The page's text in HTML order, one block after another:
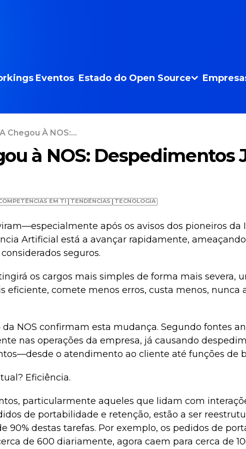
Eventos Estado do Open Source
Chegou À NOS:...
à NOS: Despedimentos
EM TI TENDÊNCIAS TECNOLOGIA
após os avisos dos pioneiros da
Artificial está a avançar rapidamente,
seguros.
os cargos mais simples de forma mais severa,
eficiente, comete menos erros, custa menos, nunca
NOS confirmam esta mudança. Segundo fontes
nas operações da empresa, já causando
o atendimento ao cliente até funções de
Eficiência.
particularmente aqueles que lidam com
de portabilidade e retenção, estão a ser
90% destas tarefas. Por exemplo, os pedidos de
de 600 diariamente, agora caem para cerca de